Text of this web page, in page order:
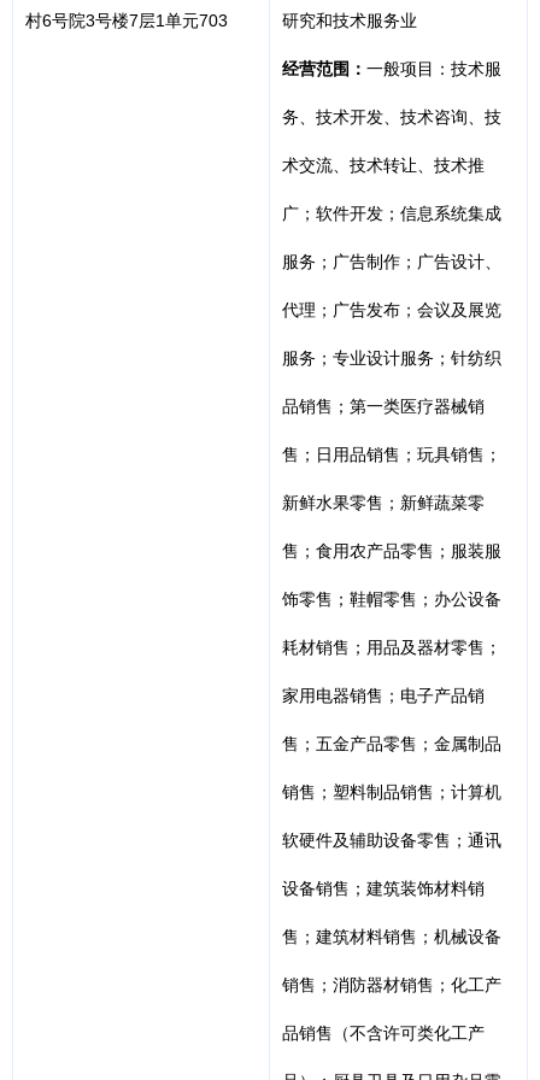
村6号院3号楼7层1单元703 研究和技术服务业
经营范围： 一般项目：技术服
务、技术开发、技术咨询、技
术交流、技术转让、技术推
广；软件开发；信息系统集成
服务；广告制作；广告设计、
代理；广告发布；会议及展览
服务；专业设计服务；针纺织
品销售；第一类医疗器械销
售；日用品销售；玩具销售；
新鲜水果零售；新鲜蔬菜零
售；食用农产品零售；服装服
饰零售；鞋帽零售；办公设备
耗材销售；用品及器材零售；
家用电器销售；电子产品销
售；五金产品零售；金属制品
销售；塑料制品销售；计算机
软硬件及辅助设备零售；通讯
设备销售；建筑装饰材料销
售；建筑材料销售；机械设备
销售；消防器材销售；化工产
品销售（不含许可类化工产